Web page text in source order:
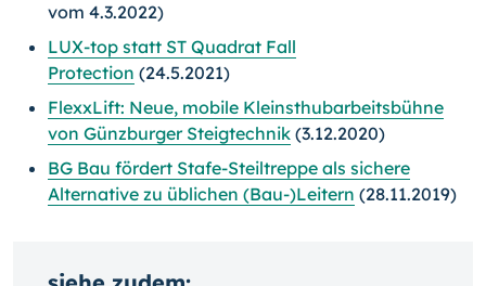
vom 4.3.2022)
LUX-top statt ST Quadrat Fall
Protection (24.5.2021)
FlexxLift: Neue, mobile Kleinsthubarbeitsbühne
von Günzburger Steigtechnik (3.12.2020)
BG Bau fördert Stafe-Steiltreppe als sichere
Alternative zu üblichen (Bau-)Leitern (28.11.2019)